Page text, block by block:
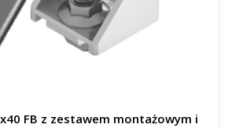
FB z zestawem montażowym i